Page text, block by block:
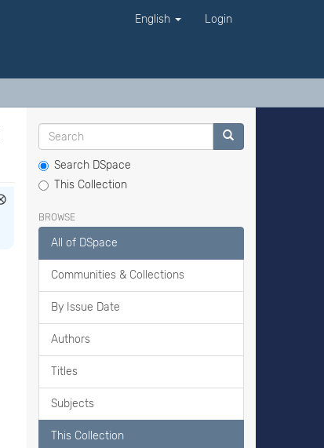
English Login
Search DSpace
This Collection
BROWSE
All of DSpace
Communities & Collections
By Issue Date
Authors
Titles
Subjects
This Collection